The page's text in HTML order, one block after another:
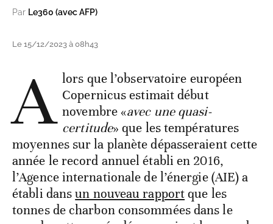
Par Le360 (avec AFP)
Le 15/12/2023 à 08h43
A lors que l’observatoire européen
Copernicus estimait début
novembre «avec une quasi-
certitude» que les températures
moyennes sur la planète dépasseraient cette
année le record annuel établi en 2016,
l’Agence internationale de l’énergie (AIE) a
établi dansun nouveau rapportque les
tonnes de charbon consommées dans le